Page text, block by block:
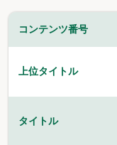
コンテンツ番号
上位タイトル
タイトル